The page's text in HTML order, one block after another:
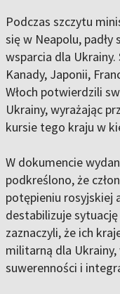
Podczas szczytu
się w Neapolu,
wsparcia dla
Kanady, Japonii,
Włoch potwierdzili
Ukrainy, wyrażając
kursie tego kraju w
W dokumencie
podkreślono, że
potępieniu rosyjskiej
destabilizuje
zaznaczyli, że ich
militarną dla
suwerenności i